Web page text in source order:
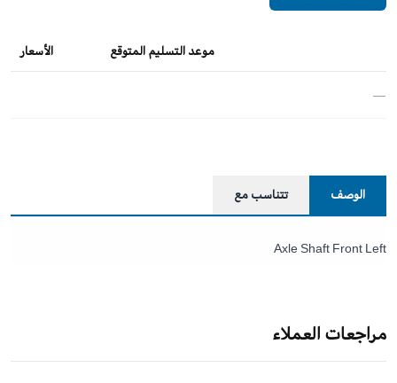
موعد التسليم المتوقع الأسعار
—
الوصف تتناسب مع
Axle Shaft Front Left
مراجعات العملاء